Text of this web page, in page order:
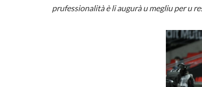
prufessionalità è li augurà u megliu per u